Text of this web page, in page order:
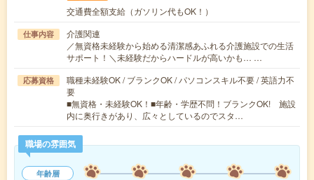
交通費全額支給（ガソリン代もOK！）
仕事内容
介護関連
／無資格未経験から始める清潔感あふれる介護施設での生活
サポート！＼未経験だからハードルが高いかも… …
応募資格
職種未経験OK / ブランクOK / パソコンスキル不要 / 英語力不
要
■無資格・未経験OK！■年齢・学歴不問！ブランクOK! 施設
内に奥行きがあり、広々としているのでスタ…
職場の雰囲気
年齢層